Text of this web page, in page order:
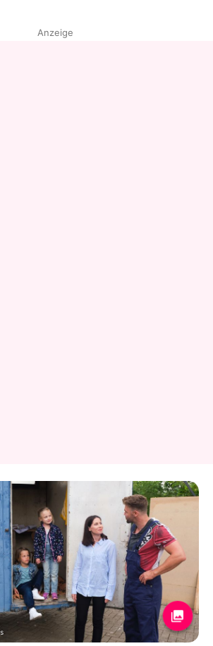
Anzeige